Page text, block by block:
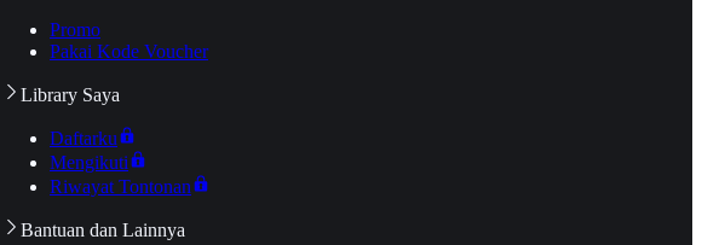
Promo
Pakai Kode Voucher
Library Saya
Daftarku
Mengikuti
Riwayat Tontonan
Bantuan dan Lainnya